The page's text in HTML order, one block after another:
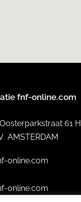
fnf-online.com
61 H
AMSTERDAM
online.com
online.com